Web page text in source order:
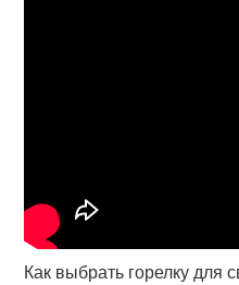
Как выбрать горелку для